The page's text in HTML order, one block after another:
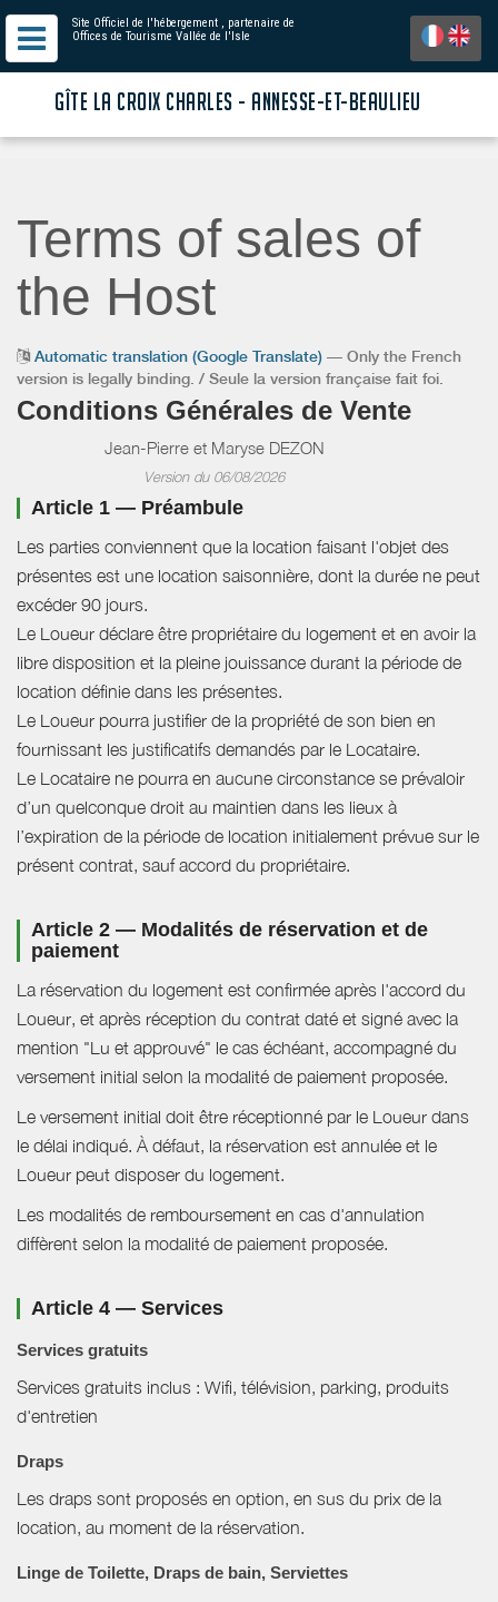
Site Officiel de l'hébergement , partenaire de
Offices de Tourisme Vallée de l'Isle
GÎTE LA CROIX CHARLES - ANNESSE-ET-BEAULIEU
Terms of sales of
the Host
Automatic translation (Google Translate) — Only the French
version is legally binding. / Seule la version française fait foi.
Conditions Générales de Vente
Jean-Pierre et Maryse DEZON
Version du 06/08/2026
Article 1 — Préambule
Les parties conviennent que la location faisant l'objet des
présentes est une location saisonnière, dont la durée ne peut
excéder 90 jours.
Le Loueur déclare être propriétaire du logement et en avoir la
libre disposition et la pleine jouissance durant la période de
location définie dans les présentes.
Le Loueur pourra justifier de la propriété de son bien en
fournissant les justificatifs demandés par le Locataire.
Le Locataire ne pourra en aucune circonstance se prévaloir
d’un quelconque droit au maintien dans les lieux à
l’expiration de la période de location initialement prévue sur le
présent contrat, sauf accord du propriétaire.
Article 2 — Modalités de réservation et de
paiement
La réservation du logement est confirmée après l'accord du
Loueur, et après réception du contrat daté et signé avec la
mention "Lu et approuvé" le cas échéant, accompagné du
versement initial selon la modalité de paiement proposée.
Le versement initial doit être réceptionné par le Loueur dans
le délai indiqué. À défaut, la réservation est annulée et le
Loueur peut disposer du logement.
Les modalités de remboursement en cas d'annulation
diffèrent selon la modalité de paiement proposée.
Article 4 — Services
Services gratuits
Services gratuits inclus : Wifi, télévision, parking, produits
d'entretien
Draps
Les draps sont proposés en option, en sus du prix de la
location, au moment de la réservation.
Linge de Toilette, Draps de bain, Serviettes